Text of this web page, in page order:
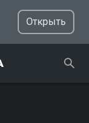
Открыть